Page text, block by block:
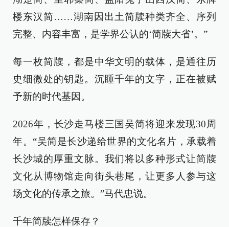
楼东汉简……湖南因出土简牍种类齐全、序列
完整、内容丰富，是学界公认的‘简牍大省’。”
每一枚简牍，都是中华文明的载体，是通往历
史细微处的钥匙。沉睡千年的文字，正在被赋
予新的时代基因。
2026年，长沙走马楼三国吴简将迎来发现30周
年。“吴简是长沙递给世界的文化名片，承载着
长沙城的厚重文脉。我们将以多种形式让简牍
文化从博物馆走向街头巷尾，让更多人参与这
场文化的传承之旅。”马代忠说。
千年简牍怎样保存？